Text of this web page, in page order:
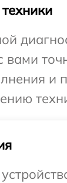
вами
и